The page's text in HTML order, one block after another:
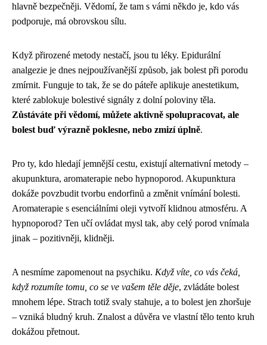
hlavně bezpečněji. Vědomí, že tam s vámi někdo je, kdo vás
podporuje, má obrovskou sílu.
Když přirozené metody nestačí, jsou tu léky. Epidurální
analgezie je dnes nejpoužívanější způsob, jak bolest při porodu
zmírnit. Funguje to tak, že se do páteře aplikuje anestetikum,
které zablokuje bolestivé signály z dolní poloviny těla.
Zůstáváte při vědomí, můžete aktivně spolupracovat, ale
bolest buď výrazně poklesne, nebo zmizí úplně.
Pro ty, kdo hledají jemnější cestu, existují alternativní metody –
akupunktura, aromaterapie nebo hypnoporod. Akupunktura
dokáže povzbudit tvorbu endorfinů a změnit vnímání bolesti.
Aromaterapie s esenciálními oleji vytvoří klidnou atmosféru. A
hypnoporod? Ten učí ovládat mysl tak, aby celý porod vnímala
jinak – pozitivněji, klidněji.
A nesmíme zapomenout na psychiku. Když víte, co vás čeká,
když rozumíte tomu, co se ve vašem těle děje, zvládáte bolest
mnohem lépe. Strach totiž svaly stahuje, a to bolest jen zhoršuje
– vzniká bludný kruh. Znalost a důvěra ve vlastní tělo tento kruh
dokážou přetnout.